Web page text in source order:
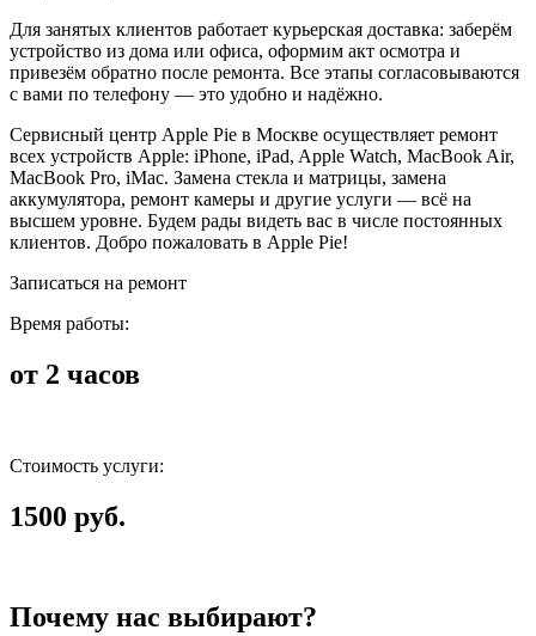
Для занятых клиентов работает курьерская доставка: заберём
устройство из дома или офиса, оформим акт осмотра и
привезём обратно после ремонта. Все этапы согласовываются
с вами по телефону — это удобно и надёжно.
Сервисный центр Apple Pie в Москве осуществляет ремонт
всех устройств Apple: iPhone, iPad, Apple Watch, MacBook Air,
MacBook Pro, iMac. Замена стекла и матрицы, замена
аккумулятора, ремонт камеры и другие услуги — всё на
высшем уровне. Будем рады видеть вас в числе постоянных
клиентов. Добро пожаловать в Apple Pie!
Записаться на ремонт
Время работы:
от 2 часов
Стоимость услуги:
1500 руб.
Почему нас выбирают?